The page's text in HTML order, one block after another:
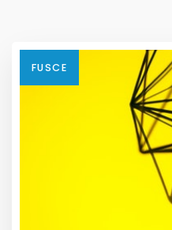
FUSCE